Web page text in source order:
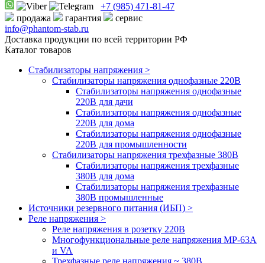
+7 (985) 471-81-47
продажа
гарантия
сервис
info@phantom-stab.ru
Доставка продукции по всей территории РФ
Каталог товаров
Стабилизаторы напряжения >
Cтабилизаторы напряжения однофазные 220В
Стабилизаторы напряжения однофазные
220В для дачи
Стабилизаторы напряжения однофазные
220В для дома
Стабилизаторы напряжения однофазные
220В для промышленности
Стабилизаторы напряжения трехфазные 380В
Cтабилизаторы напряжения трехфазные
380В для дома
Стабилизаторы напряжения трехфазные
380В промышленные
Источники резервного питания (ИБП) >
Реле напряжения >
Реле напряжения в розетку 220В
Многофункциональные реле напряжения МР-63А
и VA
Трехфазные реле напряжения ~ 380В